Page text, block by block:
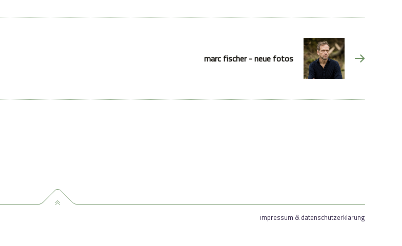
marc fischer - neue fotos
impressum & datenschutzerklärung